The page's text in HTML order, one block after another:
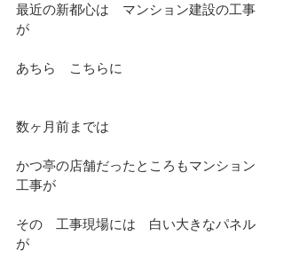
最近の新都心は　マンション建設の工事
が
あちら　こちらに
数ヶ月前までは
かつ亭の店舗だったところもマンション
工事が
その　工事現場には　白い大きなパネル
が